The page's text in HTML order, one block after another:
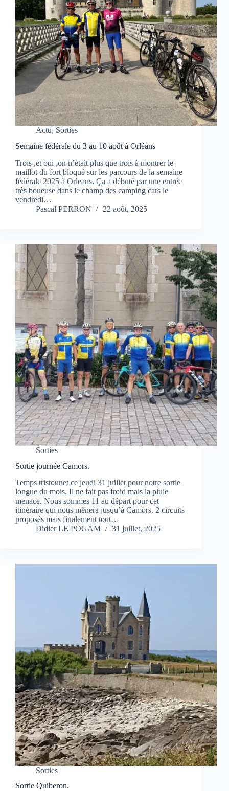
Actu, Sorties
Semaine fédérale du 3 au 10 août à Orléans
Trois ,et oui ,on n’était plus que trois à montrer le
maillot du fort bloqué sur les parcours de la semaine
fédérale 2025 à Orleans. Ça a débuté par une entrée
très boueuse dans le champ des camping cars le
vendredi…
Pascal PERRON
22 août, 2025
Sorties
Sortie journée Camors.
Temps tristounet ce jeudi 31 juillet pour notre sortie
longue du mois. Il ne fait pas froid mais la pluie
menace. Nous sommes 11 au départ pour cet
itinéraire qui nous mènera jusqu’à Camors. 2 circuits
proposés mais finalement tout…
Didier LE POGAM
31 juillet, 2025
Sorties
Sortie Quiberon.